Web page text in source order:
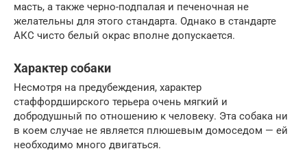
масть, а также черно-подпалая и печеночная не
желательны для этого стандарта. Однако в стандарте
АКС чисто белый окрас вполне допускается.
Характер собаки
Несмотря на предубеждения, характер
стаффордширского терьера очень мягкий и
добродушный по отношению к человеку. Эта собака ни
в коем случае не является плюшевым домоседом — ей
необходимо много двигаться.